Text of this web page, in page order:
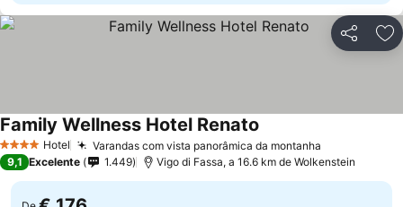
Partilhar
4 EstrelasHotel Varandas com vista panorâmica da montanha
Family Wellness Hotel Renato
9,1 Excelente 1.449 Vigo di Fassa, a 16.6 km de Wolkenstein